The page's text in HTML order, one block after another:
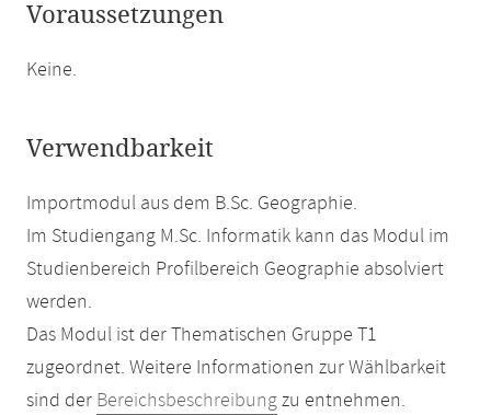
Voraussetzungen
Keine.
Verwendbarkeit
Importmodul aus dem B.Sc. Geographie.
Im Studiengang M.Sc. Informatik kann das Modul im
Studienbereich Profilbereich Geographie absolviert
werden.
Das Modul ist der Thematischen Gruppe T1
zugeordnet. Weitere Informationen zur Wählbarkeit
sind der Bereichsbeschreibungzu entnehmen.